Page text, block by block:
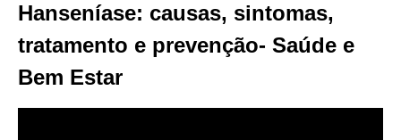
Hanseníase: causas, sintomas,
tratamento e prevenção- Saúde e
Bem Estar